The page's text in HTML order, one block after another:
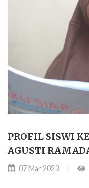
PROFIL SISWI
AGUSTI
07 Mar 2023